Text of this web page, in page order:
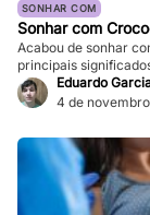
SONHAR COM
Sonhar com
Acabou de sonhar
principais
Eduardo
4 de